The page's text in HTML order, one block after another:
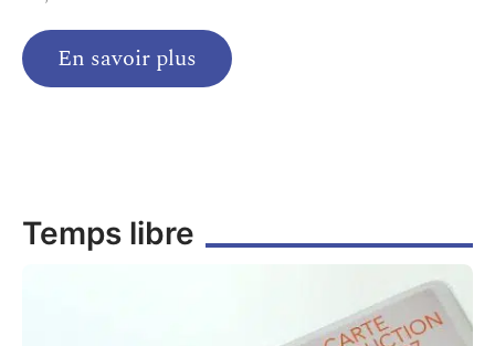
En savoir plus
Temps libre